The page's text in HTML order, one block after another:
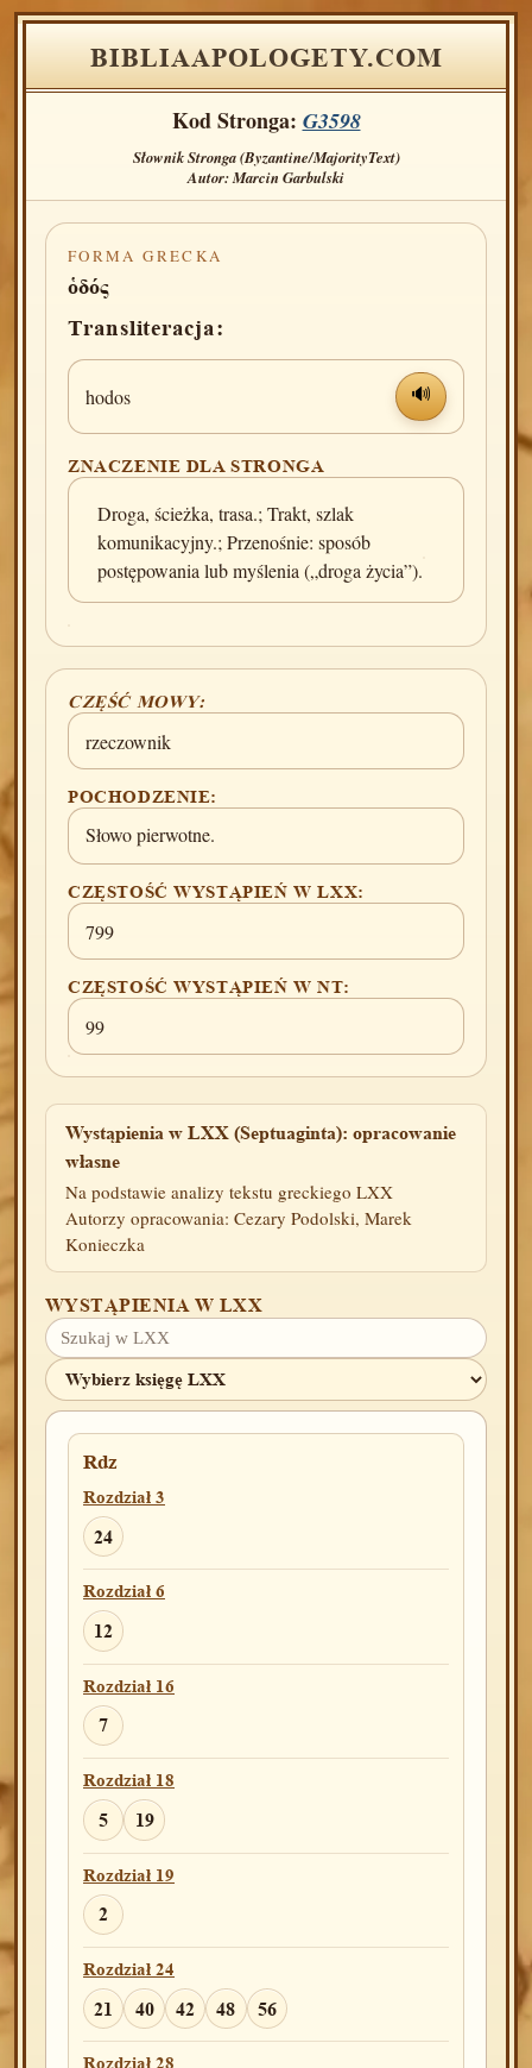
BIBLIAAPOLOGETY.COM
Kod Stronga: G3598
Słownik Stronga (Byzantine/MajorityText)
Autor: Marcin Garbulski
FORMA GRECKA
ὁδός
Transliteracja:
hodos 🔊
ZNACZENIE DLA STRONGA
Droga, ścieżka, trasa.; Trakt, szlak
komunikacyjny.; Przenośnie: sposób
postępowania lub myślenia („droga życia”).
CZĘŚĆ MOWY:
rzeczownik
POCHODZENIE:
Słowo pierwotne.
CZĘSTOŚĆ WYSTĄPIEŃ W LXX:
799
CZĘSTOŚĆ WYSTĄPIEŃ W NT:
99
Wystąpienia w LXX (Septuaginta): opracowanie
własne
Na podstawie analizy tekstu greckiego LXX
Autorzy opracowania: Cezary Podolski, Marek
Konieczka
WYSTĄPIENIA W LXX
Rdz
Rozdział 3
24
Rozdział 6
12
Rozdział 16
7
Rozdział 18
5 19
Rozdział 19
2
Rozdział 24
21 40 42 48 56
Rozdział 28